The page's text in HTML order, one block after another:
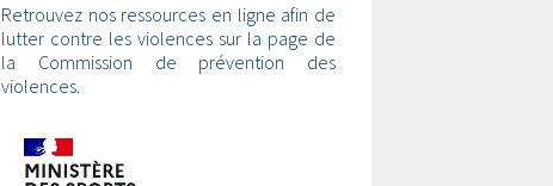
Retrouvez nos ressources en ligne afin de
lutter contre les violences sur la page de
la Commission de prévention des
violences.